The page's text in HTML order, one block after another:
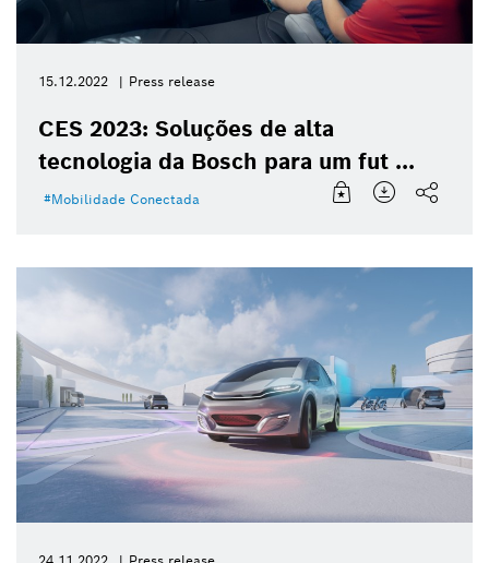
15.12.2022 Press release
CES 2023: Soluções de alta
tecnologia da Bosch para um fut ...
Mobilidade Conectada